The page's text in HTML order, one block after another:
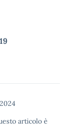
articolo è